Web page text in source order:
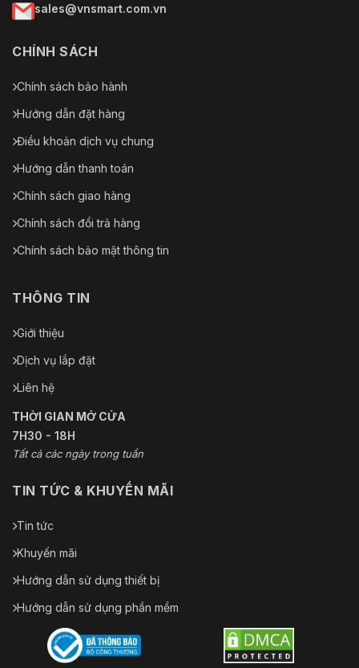
sales@vnsmart.com.vn
CHÍNH SÁCH
Chính sách bảo hành
Hướng dẫn đặt hàng
Điều khoản dịch vụ chung
Hướng dẫn thanh toán
Chính sách giao hàng
Chính sách đổi trả hàng
Chính sách bảo mật thông tin
THÔNG TIN
Giới thiệu
Dịch vụ lắp đặt
Liên hệ
THỜI GIAN MỞ CỬA
7H30 - 18H
Tất cả các ngày trong tuần
TIN TỨC & KHUYẾN MÃI
Tin tức
Khuyến mãi
Hướng dẫn sử dụng thiết bị
Hướng dẫn sử dụng phần mềm